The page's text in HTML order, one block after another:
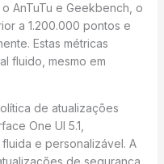
AnTuTu e Geekbench, o
a 1.200.000 pontos e
Estas métricas
fluido, mesmo em
de atualizações
One UI 5.1,
e personalizável. A
de segurança,